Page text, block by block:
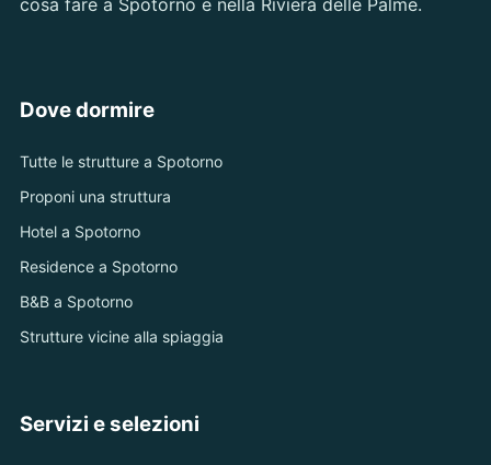
Dove dormire
Tutte le strutture a Spotorno
Proponi una struttura
Hotel a Spotorno
Residence a Spotorno
B&B a Spotorno
Strutture vicine alla spiaggia
Servizi e selezioni